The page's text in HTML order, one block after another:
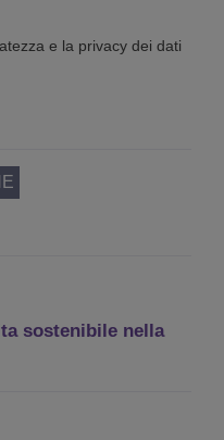
e la privacy dei dati
sostenibile nella